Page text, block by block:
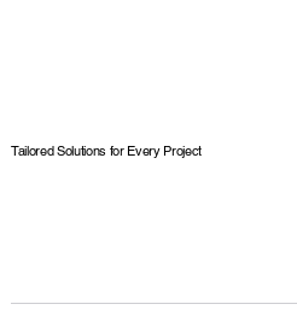
Tailored Solutions for Every Project